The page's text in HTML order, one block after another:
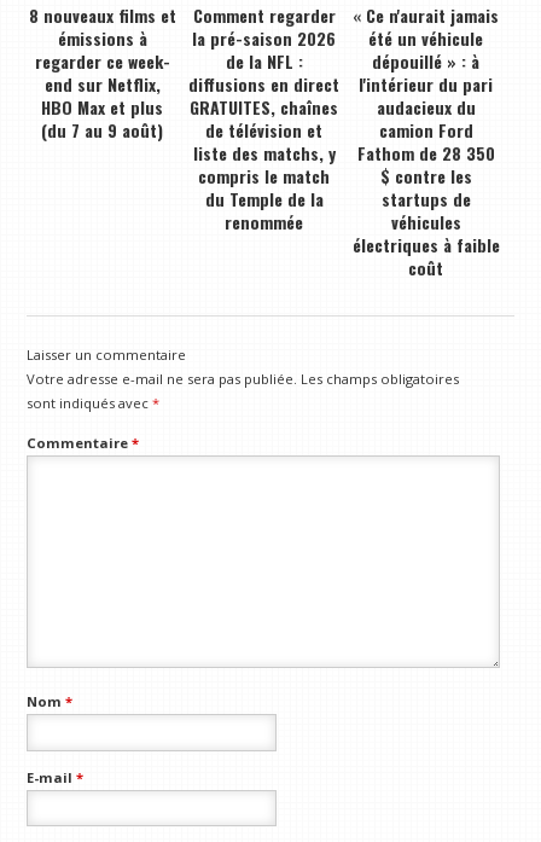
8 nouveaux films et
émissions à
regarder ce week-
end sur Netflix,
HBO Max et plus
(du 7 au 9 août)
Comment regarder
la pré-saison 2026
de la NFL :
diffusions en direct
GRATUITES, chaînes
de télévision et
liste des matchs, y
compris le match
du Temple de la
renommée
« Ce n'aurait jamais
été un véhicule
dépouillé » : à
l'intérieur du pari
audacieux du
camion Ford
Fathom de 28 350
$ contre les
startups de
véhicules
électriques à faible
coût
Laisser un commentaire
Votre adresse e-mail ne sera pas publiée. Les champs obligatoires
sont indiqués avec*
Commentaire*
Nom*
E-mail*